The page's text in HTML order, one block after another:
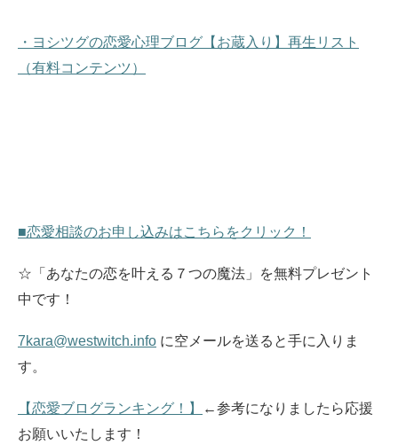
・ヨシツグの恋愛心理ブログ【お蔵入り】再生リスト
（有料コンテンツ）
■恋愛相談のお申し込みはこちらをクリック！
☆「あなたの恋を叶える７つの魔法」を無料プレゼント
中です！
7kara@westwitch.info に空メールを送ると手に入りま
す。
【恋愛ブログランキング！】
←参考になりましたら応援
お願いいたします！